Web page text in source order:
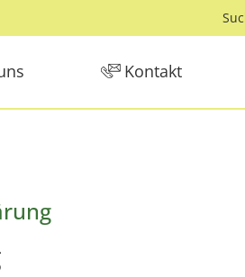
Kontakt